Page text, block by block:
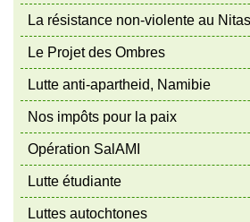
La résistance non-violente au
Le Projet des Ombres
Lutte anti-apartheid, Namibie
Nos impôts pour la paix
Opération SalAMI
Lutte étudiante
Luttes autochtones